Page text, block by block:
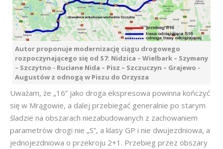
Autor proponuje modernizację ciągu drogowego
rozpoczynającego się od S7: Nidzica – Wielbark – Szymany
– Szczytno - Ruciane Nida – Pisz – Szczuczyn – Grajewo -
Augustów z odnogą w Piszu do Orzysza
Uważam, że „16” jako droga ekspresowa powinna kończyć
się w Mrągowie, a dalej przebiegać generalnie po starym
śladzie na obszarach niezabudowanych z zachowaniem
parametrów drogi nie „S”, a klasy GP i nie dwujezdniowa, a
jednojezdniowa o przekroju 2+1. Przebieg przez obszary